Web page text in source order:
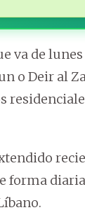
va de
o Deir al